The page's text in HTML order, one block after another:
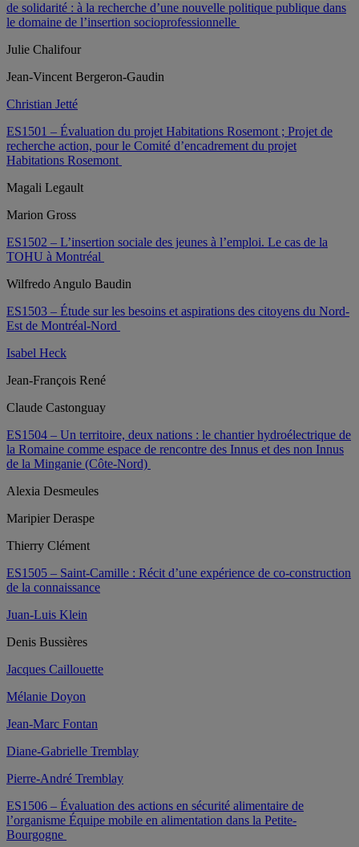
de solidarité : à la recherche d’une nouvelle politique publique dans
le domaine de l’insertion socioprofessionnelle
Julie Chalifour
Jean-Vincent Bergeron-Gaudin
Christian Jetté
ES1501 – Évaluation du projet Habitations Rosemont ; Projet de
recherche action, pour le Comité d’encadrement du projet
Habitations Rosemont
Magali Legault
Marion Gross
ES1502 – L’insertion sociale des jeunes à l’emploi. Le cas de la
TOHU à Montréal
Wilfredo Angulo Baudin
ES1503 – Étude sur les besoins et aspirations des citoyens du Nord-
Est de Montréal-Nord
Isabel Heck
Jean-François René
Claude Castonguay
ES1504 – Un territoire, deux nations : le chantier hydroélectrique de
la Romaine comme espace de rencontre des Innus et des non Innus
de la Minganie (Côte-Nord)
Alexia Desmeules
Maripier Deraspe
Thierry Clément
ES1505 – Saint-Camille : Récit d’une expérience de co-construction
de la connaissance
Juan-Luis Klein
Denis Bussières
Jacques Caillouette
Mélanie Doyon
Jean-Marc Fontan
Diane-Gabrielle Tremblay
Pierre-André Tremblay
ES1506 – Évaluation des actions en sécurité alimentaire de
l’organisme Équipe mobile en alimentation dans la Petite-
Bourgogne